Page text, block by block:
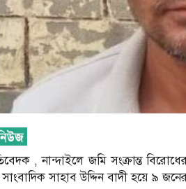
, নান্দাইলে জমি সংক্রান্ত
সাহাব উদ্দিন বাদী হয়ে ৯